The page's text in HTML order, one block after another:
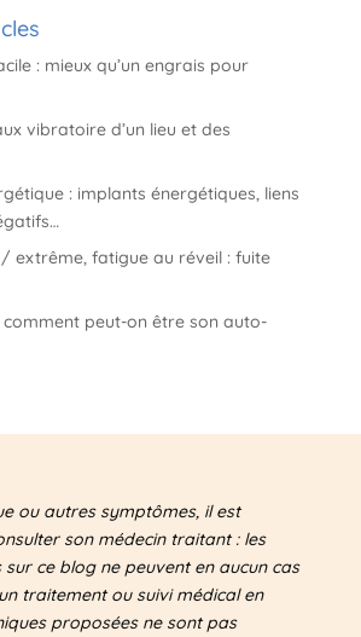
: mieux qu’un engrais pour
vibratoire d’un lieu et des
: implants énergétiques, liens
extrême, fatigue au réveil : fuite
peut-on être son auto-
ou autres symptômes, il est
son médecin traitant : les
sur ce blog ne peuvent en aucun cas
traitement ou suivi médical en
proposées ne sont pas